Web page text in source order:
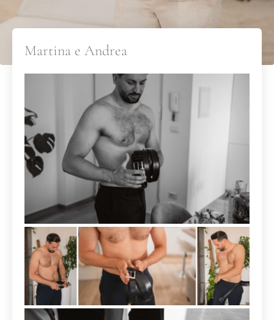
Martina e Andrea